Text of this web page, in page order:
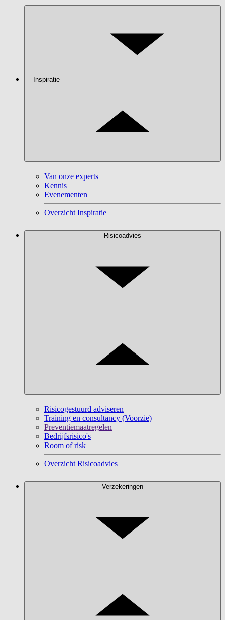
Inspiratie
Van onze experts
Kennis
Evenementen
Overzicht Inspiratie
Risicoadvies
Risicogestuurd adviseren
Training en consultancy (Voorzie)
Preventiemaatregelen
Bedrijfsrisico's
Room of risk
Overzicht Risicoadvies
Verzekeringen